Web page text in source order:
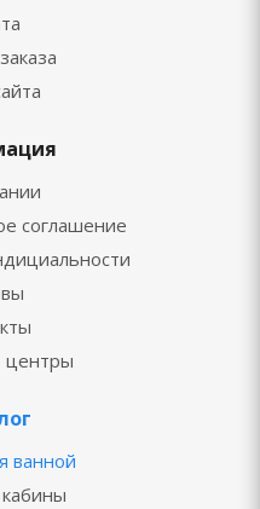
соглашение
центры
ванной